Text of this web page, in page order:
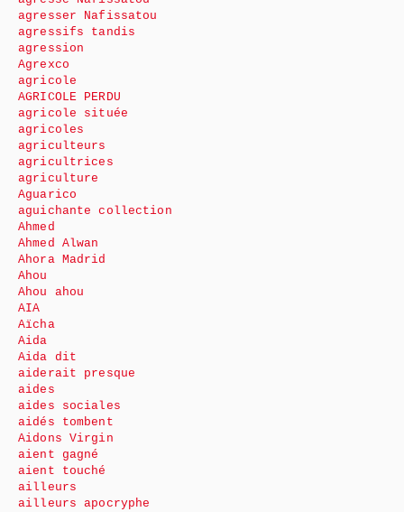
agresser Nafissatou
agressifs tandis
agression
Agrexco
agricole
AGRICOLE PERDU
agricole située
agricoles
agriculteurs
agricultrices
agriculture
Aguarico
aguichante collection
Ahmed
Ahmed Alwan
Ahora Madrid
Ahou
Ahou ahou
AIA
Aïcha
Aida
Aida dit
aiderait presque
aides
aides sociales
aidés tombent
Aidons Virgin
aient gagné
aient touché
ailleurs
ailleurs apocryphe